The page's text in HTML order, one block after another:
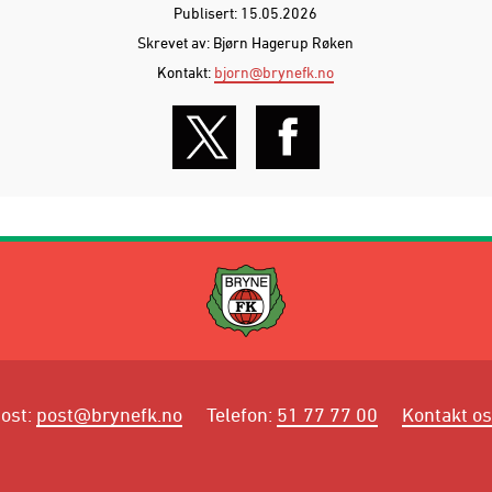
Publisert: 15.05.2026
Skrevet av: Bjørn Hagerup Røken
Kontakt: bjorn@brynefk.no
: post@brynefk.no Telefon: 51 77 77 00 Kontakt